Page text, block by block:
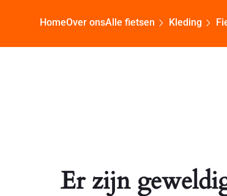
HomeOver onsAlle fietsen Kleding
Er zijn